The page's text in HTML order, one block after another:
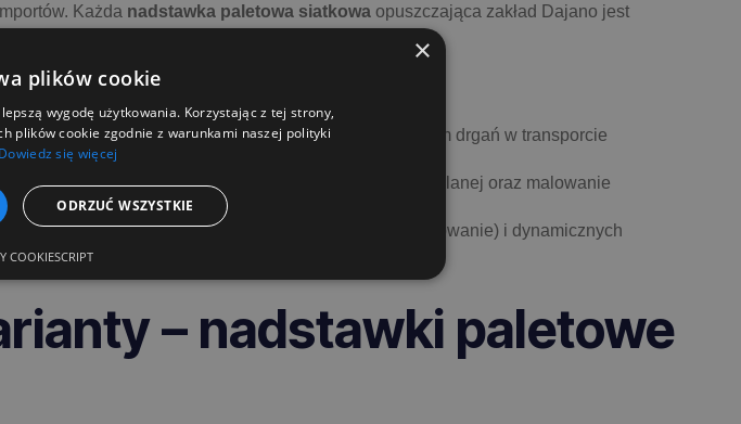
Każda nadstawka paletowa siatkowa opuszczająca zakład Dajano jest
eksploatacji w cyklu zamkniętym (pooling).
Eliminuje to ryzyko pęknięć pod wpływem drgań w transporcie
(zgodny zEN ISO 1461) dla logistyki zewnętrznej i budowlanej oraz malowanie
stref.
bezpieczeństwa dla obciążeń statycznych (magazynowanie) i dynamicznych
– nadstawki paletowe
×
plików cookie
wygodę użytkowania. Korzystając z tej strony,
plików cookie zgodnie z warunkami naszej polityki
Dowiedz się więcej
ODRZUĆ WSZYSTKIE
COOKIESCRIPT